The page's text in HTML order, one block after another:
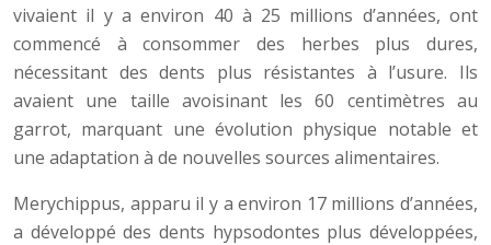
vivaient il y a environ 40 à 25 millions d’années, ont
commencé à consommer des herbes plus dures,
nécessitant des dents plus résistantes à l’usure. Ils
avaient une taille avoisinant les 60 centimètres au
garrot, marquant une évolution physique notable et
une adaptation à de nouvelles sources alimentaires.
Merychippus, apparu il y a environ 17 millions d’années,
a développé des dents hypsodontes plus développées,